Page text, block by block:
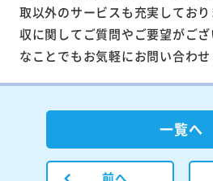
取以外のサービスも充実してお
収に関してご質問やご要望がご
なことでもお気軽にお問い合わせ
一覧へ